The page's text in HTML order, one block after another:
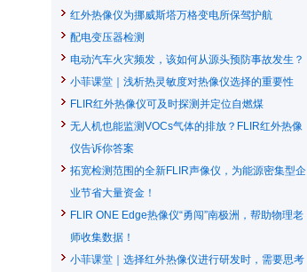
红外热像仪为挪威斯塔万格变电所保驾护航
配电变压器检测
电动汽车火灾频发，该如何从源头预防事故发生？
小菲课堂｜浅析热灵敏度对热像仪选择的重要性
FLIR红外热像仪可及时探测并定位自燃煤
无人机也能监测VOCs气体的排放？FLIR红外热像
仪告诉你答案
拓宽检测范围的全新FLIR声像仪，为能源密集型企
业节省大量资金！
FLIR ONE Edge热像仪“勇闯”南极洲，帮助物理老
师收集数据！
小菲课堂｜选择红外热像仪进行研发时，需要思考